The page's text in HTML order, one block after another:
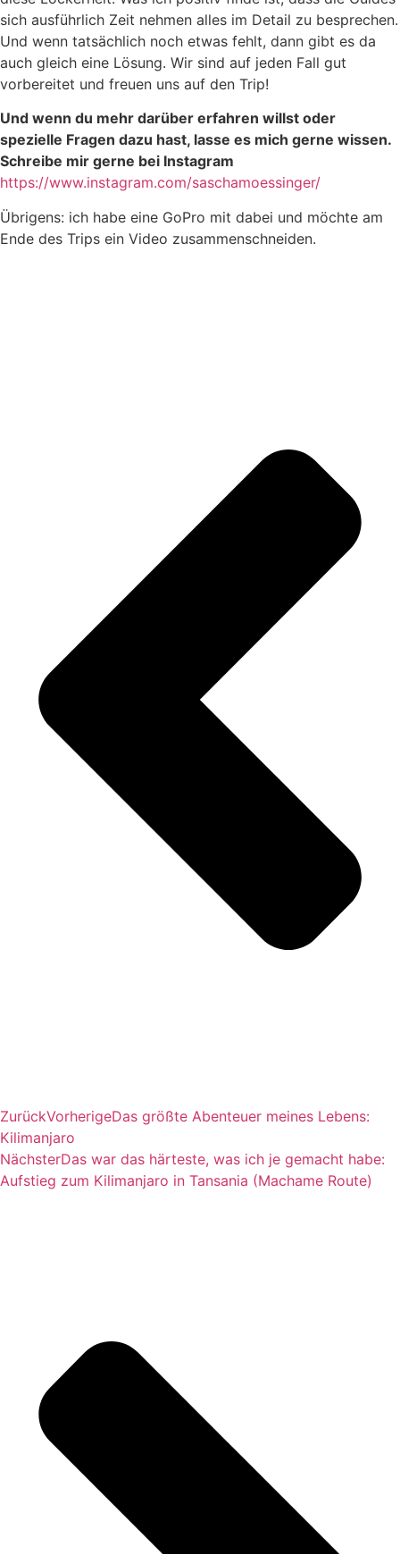
sich ausführlich Zeit nehmen alles im Detail zu besprechen.
Und wenn tatsächlich noch etwas fehlt, dann gibt es da
auch gleich eine Lösung. Wir sind auf jeden Fall gut
vorbereitet und freuen uns auf den Trip!
Und wenn du mehr darüber erfahren willst oder
spezielle Fragen dazu hast, lasse es mich gerne wissen.
Schreibe mir gerne bei Instagram
https://www.instagram.com/saschamoessinger/
Übrigens: ich habe eine GoPro mit dabei und möchte am
Ende des Trips ein Video zusammenschneiden.
ZurückVorherigeDas größte Abenteuer meines Lebens:
Kilimanjaro
NächsterDas war das härteste, was ich je gemacht habe:
Aufstieg zum Kilimanjaro in Tansania (Machame Route)